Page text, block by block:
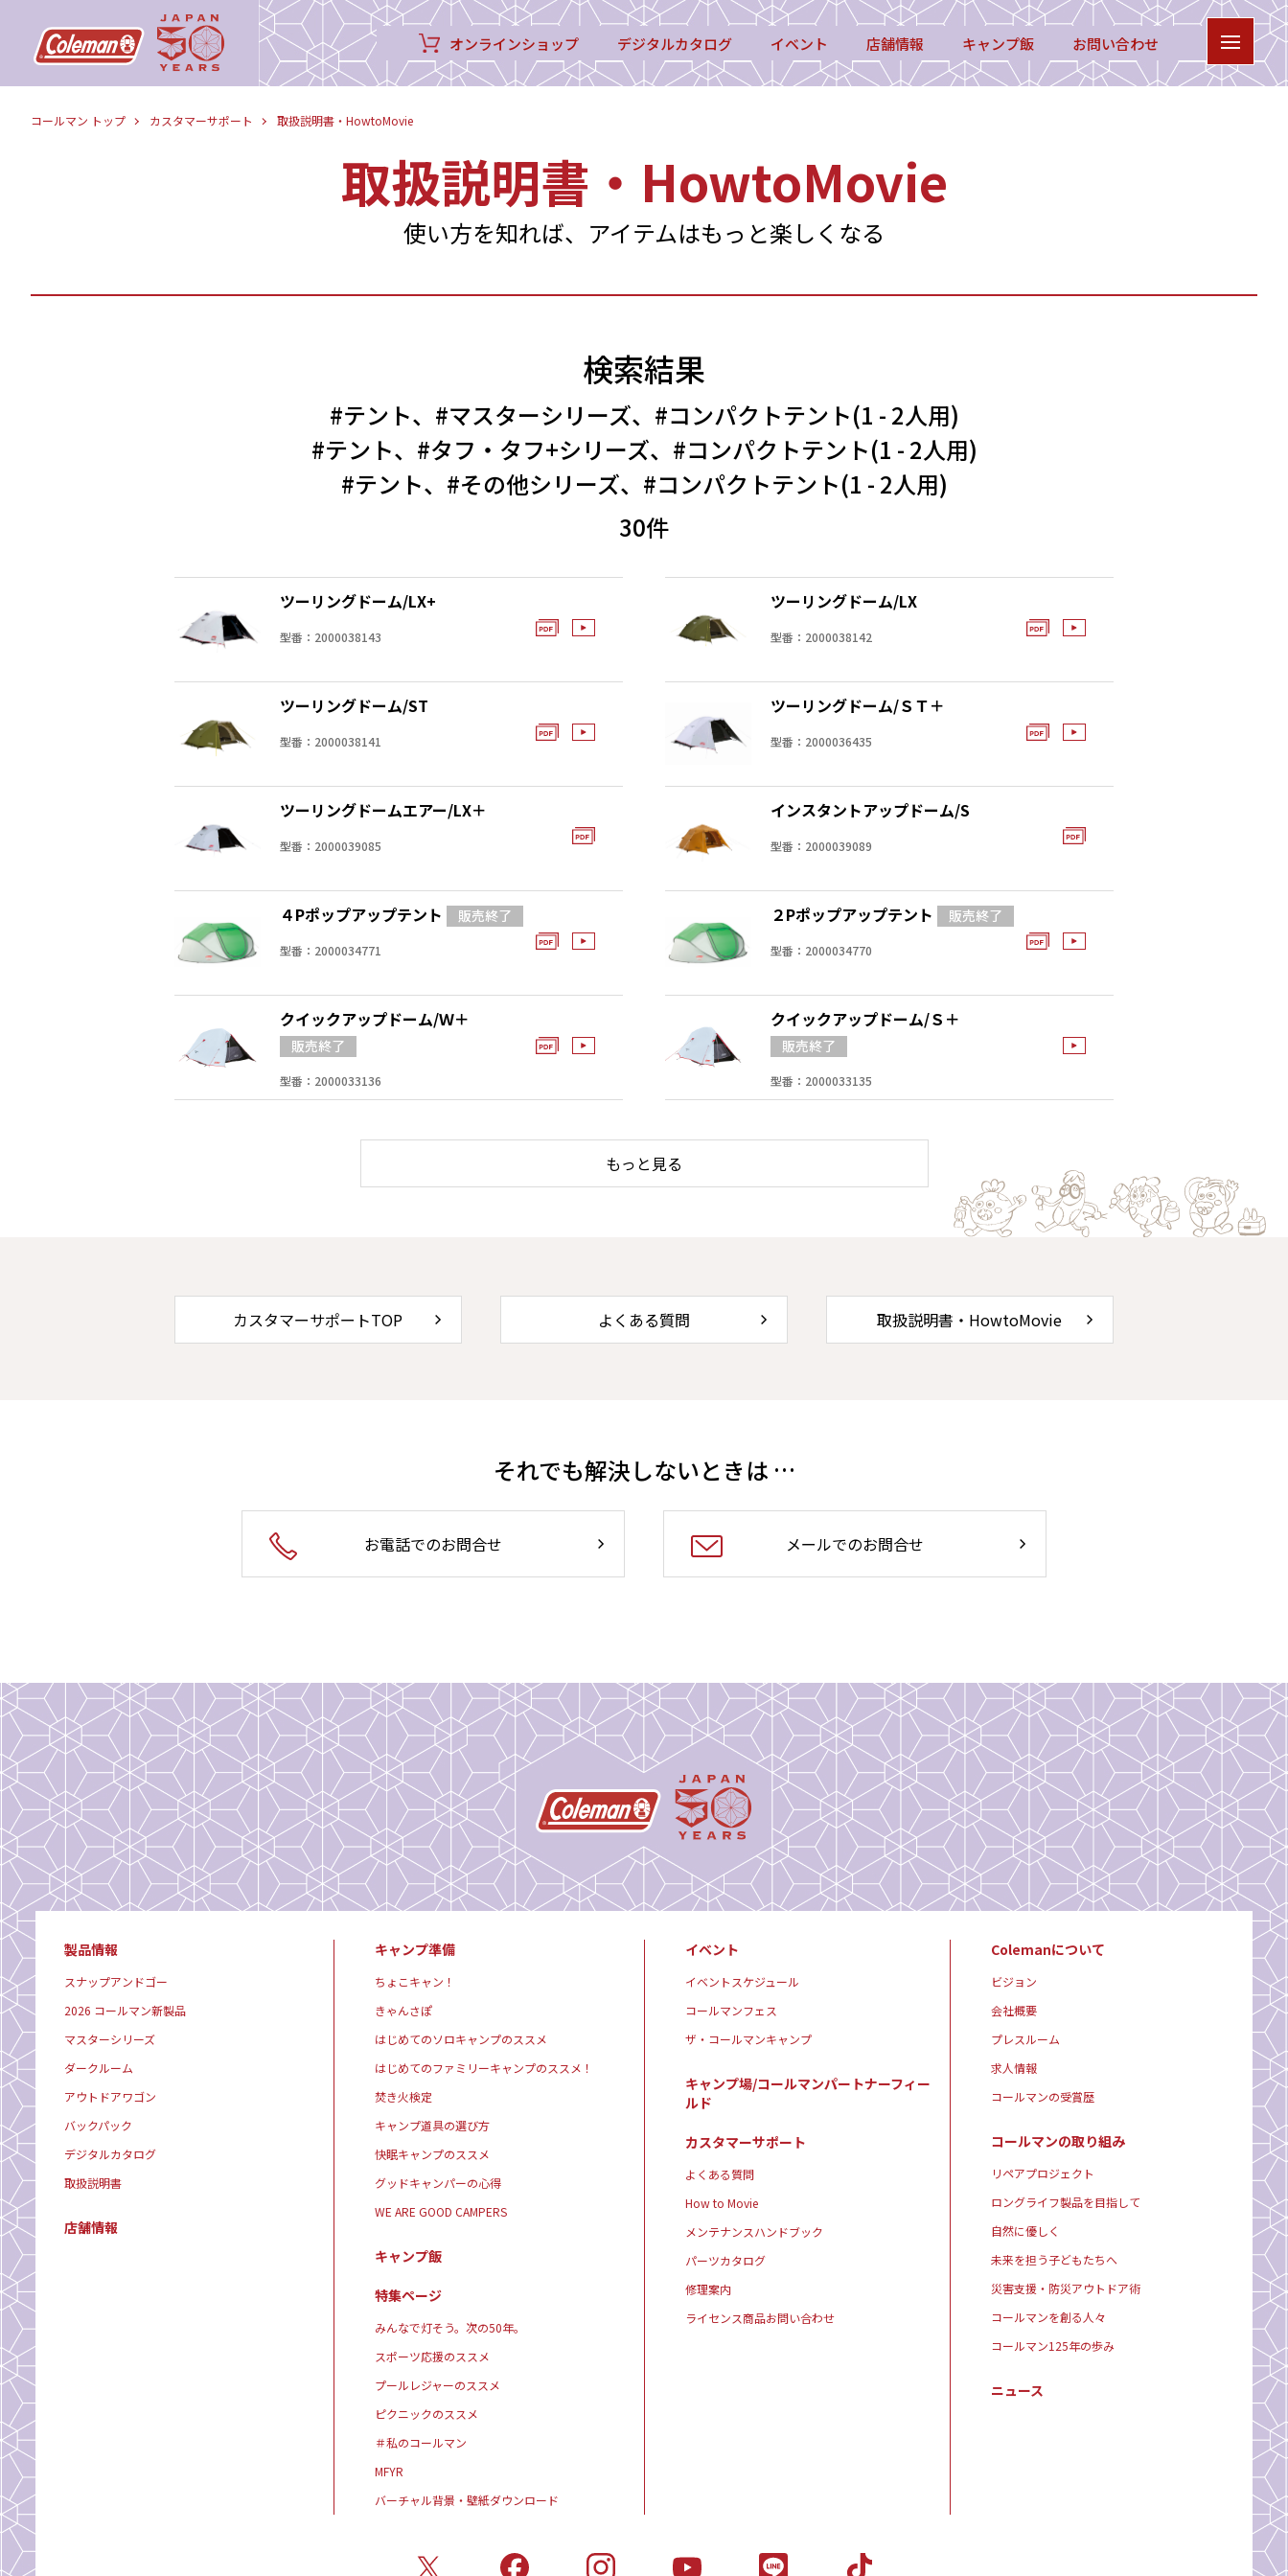
オンラインショップ デジタルカタログ イベント 店舗情報 キャンプ飯 お問い合わせ
コールマン トップ カスタマーサポート 取扱説明書・HowtoMovie
取扱説明書・ HowtoMovie
使い方を知れば、アイテムはもっと楽しくなる
検索結果
#テント、#マスターシリーズ、#コンパクトテント(1 - 2人用)
#テント、#タフ・タフ+シリーズ、#コンパクトテント(1 - 2人用)
#テント、#その他シリーズ、#コンパクトテント(1 - 2人用)
30件
ツーリングドーム/LX+
型番：2000038143
ツーリングドーム/LX
型番：2000038142
ツーリングドーム/ST
型番：2000038141
ツーリングドーム/ＳＴ＋
型番：2000036435
ツーリングドームエアー/LX＋
型番：2000039085
インスタントアップドーム/S
型番：2000039089
４Pポップアップテント
型番：2000034771
２Pポップアップテント
型番：2000034770
クイックアップドーム/Ｗ＋
型番：2000033136
クイックアップドーム/Ｓ＋
型番：2000033135
もっと見る
カスタマーサポートTOP よくある質問 取扱説明書・HowtoMovie
それでも解決しないときは …
お電話でのお問合せ メールでのお問合せ
製品情報
スナップアンドゴー
2026 コールマン新製品
マスターシリーズ
ダークルーム
アウトドアワゴン
バックパック
デジタルカタログ
取扱説明書
店舗情報
キャンプ準備
ちょこキャン！
きゃんさぽ
はじめてのソロキャンプのススメ
はじめてのファミリーキャンプのススメ！
焚き火検定
キャンプ道具の選び方
快眠キャンプのススメ
グッドキャンパーの心得
WE ARE GOOD CAMPERS
キャンプ飯
特集ページ
みんなで灯そう。次の50年。
スポーツ応援のススメ
プールレジャーのススメ
ピクニックのススメ
＃私のコールマン
MFYR
バーチャル背景・壁紙ダウンロード
イベント
イベントスケジュール
コールマンフェス
ザ・コールマンキャンプ
キャンプ場/コールマンパートナーフィー
ルド
カスタマーサポート
よくある質問
How to Movie
メンテナンスハンドブック
パーツカタログ
修理案内
ライセンス商品お問い合わせ
Colemanについて
ビジョン
会社概要
プレスルーム
求人情報
コールマンの受賞歴
コールマンの取り組み
リペアプロジェクト
ロングライフ製品を目指して
自然に優しく
未来を担う子どもたちへ
災害支援・防災アウトドア術
コールマンを創る人々
コールマン125年の歩み
ニュース